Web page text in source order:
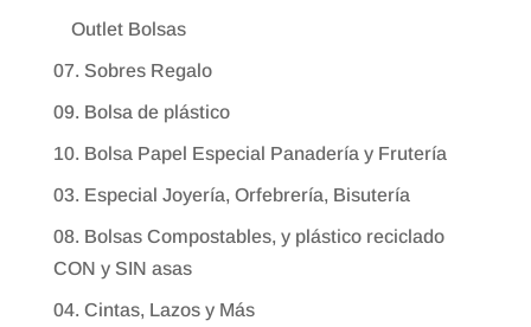
Outlet Bolsas
07. Sobres Regalo
09. Bolsa de plástico
10. Bolsa Papel Especial Panadería y Frutería
03. Especial Joyería, Orfebrería, Bisutería
08. Bolsas Compostables, y plástico reciclado
CON y SIN asas
04. Cintas, Lazos y Más